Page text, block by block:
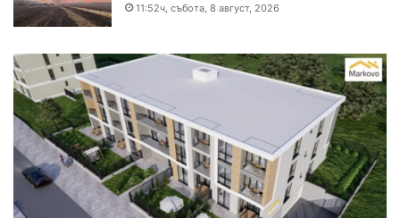
11:52ч, събота, 8 август, 2026